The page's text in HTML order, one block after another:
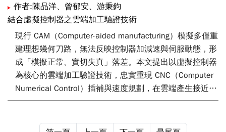
作者:陳品洋、曾郁安、游秉鈞
結合虛擬控制器之雲端加工驗證技術
現行 CAM（Computer-aided manufacturing）模擬多僅重
建理想幾何刀路，無法反映控制器加減速與伺服動態，形
成「模擬正常、實切失真」落差。本文提出以虛擬控制器
為核心的雲端加工驗證技術，忠實重現 CNC（Computer
Numerical Control）插補與速度規劃，在雲端產生接近實
機的時間序列插補點與軸速訊號，作為 3D（three-
共同基準。透過服務化與可擴充運算架構，本技術提供可